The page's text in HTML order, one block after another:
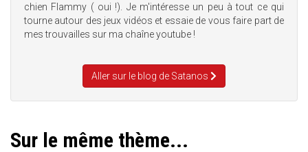
chien Flammy ( oui !). Je m'intéresse un peu à tout ce qui
tourne autour des jeux vidéos et essaie de vous faire part de
mes trouvailles sur ma chaîne youtube !
Aller sur le blog de Satanos
Sur le même thème...